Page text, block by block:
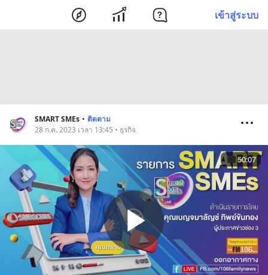
เข้าสู่ระบบ
SMART SMEs • ติดตาม
28 ก.ค. 2023 เวลา 13:45 • ธุรกิจ
50:07